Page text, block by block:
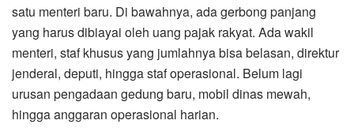
satu menteri baru. Di bawahnya, ada gerbong panjang
yang harus dibiayai oleh uang pajak rakyat. Ada wakil
menteri, staf khusus yang jumlahnya bisa belasan, direktur
jenderal, deputi, hingga staf operasional. Belum lagi
urusan pengadaan gedung baru, mobil dinas mewah,
hingga anggaran operasional harian.